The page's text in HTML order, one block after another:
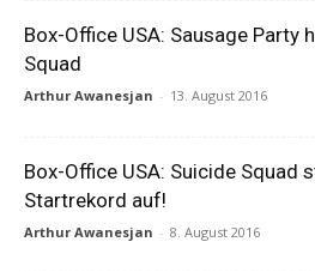
Box-Office USA: Sausage Party
Squad
Arthur Awanesjan - 13. August 2016
Box-Office USA: Suicide Squad
Startrekord auf!
Arthur Awanesjan - 8. August 2016